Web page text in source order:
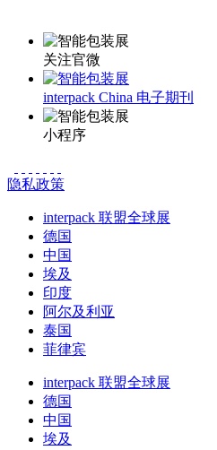
关注官微
interpack China 电子期刊
小程序
隐私政策
interpack 联盟全球展
德国
中国
埃及
印度
阿尔及利亚
泰国
菲律宾
interpack 联盟全球展
德国
中国
埃及